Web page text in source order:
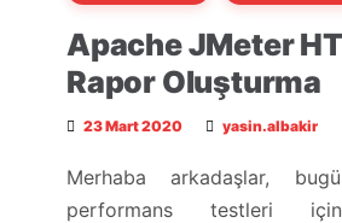
Apache JMeter
Rapor Oluşturma
23 Mart 2020 yasin.albakir
Merhaba arkadaşlar,
performans testleri